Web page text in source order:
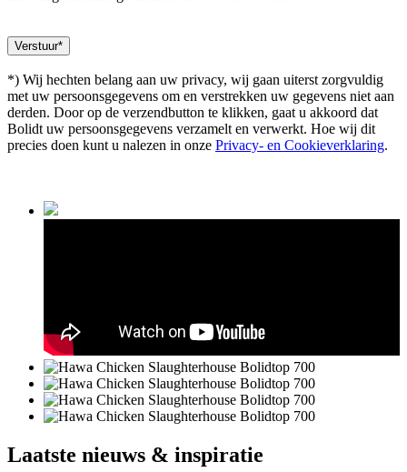
*) Wij hechten belang aan uw privacy, wij gaan uiterst zorgvuldig
met uw persoonsgegevens om en verstrekken uw gegevens niet aan
derden. Door op de verzendbutton te klikken, gaat u akkoord dat
Bolidt uw persoonsgegevens verzamelt en verwerkt. Hoe wij dit
precies doen kunt u nalezen in onze Privacy- en Cookieverklaring.
Laatste nieuws & inspiratie